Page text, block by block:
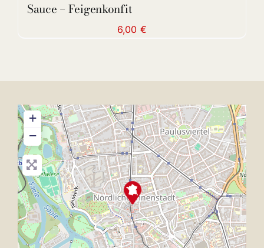
Sauce – Feigenkonfit
6,00 €
+
−